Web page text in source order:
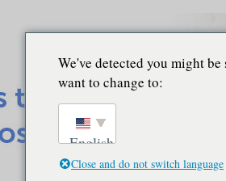
We've detected you might
want to change to:
English
Close and do not switch language